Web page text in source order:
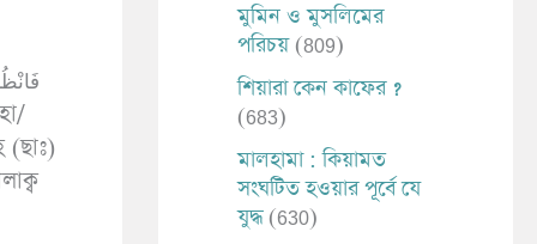
(ছাঃ)
মুমিন ও মুসলিমের
পরিচয় (809)
শিয়ারা কেন কাফের ?
(683)
মালহামা : কিয়ামত
সংঘটিত হওয়ার পূর্বে যে
যুদ্ধ (630)